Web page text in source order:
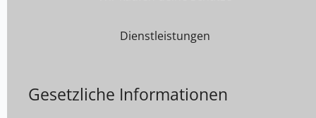
Dienstleistungen
Gesetzliche Informationen